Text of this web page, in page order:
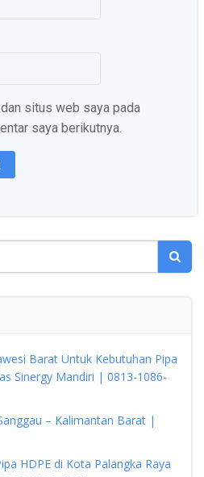
situs web saya pada
saya berikutnya.
Barat Untuk Kebutuhan Pipa
Sinergy Mandiri | 0813-1086-
– Kalimantan Barat |
HDPE di Kota Palangka Raya